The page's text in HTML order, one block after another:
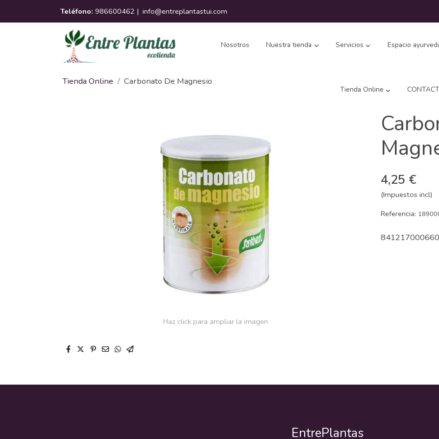
Teléfono: 986600462 | info@entreplantastui.com
Nosotros Nuestra tienda Servicios Espacio
Tienda Online
Tienda Online Carbonato De Magnesio
Haz click para ampliar la imagen
4,25 €
(Impuestos incl)
Referencia:
EntrePlantas